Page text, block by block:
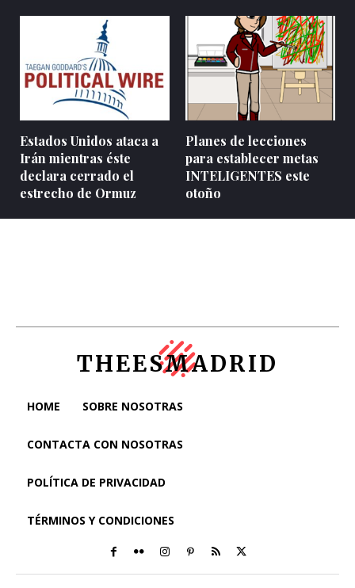
Estados Unidos ataca a
Irán mientras éste
declara cerrado el
estrecho de Ormuz
Planes de lecciones
para establecer metas
INTELIGENTES este
otoño
THEESMADRID
HOME SOBRE NOSOTRAS
CONTACTA CON NOSOTRAS
POLÍTICA DE PRIVACIDAD
TÉRMINOS Y CONDICIONES